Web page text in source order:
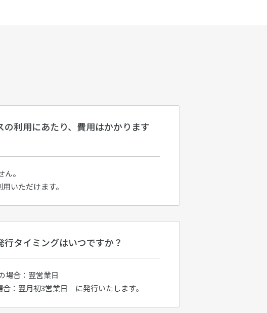
の利用にあたり、費用はかかります
。
いただけます。
行タイミングはいつですか？
場合：翌営業日
合：翌月初3営業日 に発行いたします。